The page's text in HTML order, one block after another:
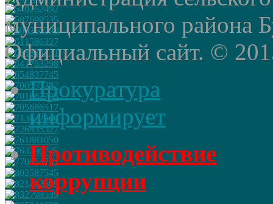
муниципального района
Официальный сайт. ©
Прокуратура
информирует
Противодействие
коррупции